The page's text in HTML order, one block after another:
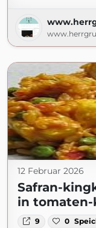
12 Februar 2026
Safran-
in
9 0